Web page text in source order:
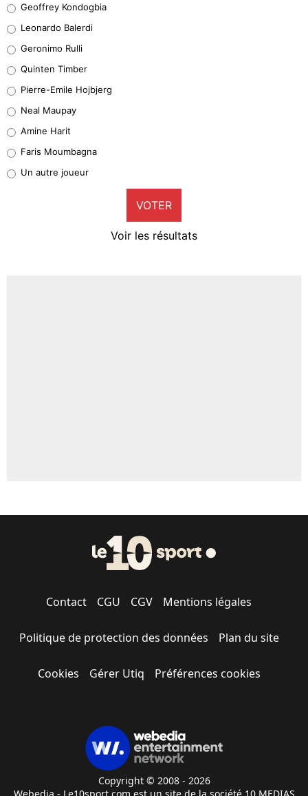
38%
32%
4%
1%
9%
Geoffrey Kondogbia
Leonardo Balerdi
Geronimo Rulli
Quinten Timber
Pierre-Emile Hojbjerg
Neal Maupay
Amine Harit
Faris Moumbagna
Un autre joueur
VOTER
Voir les résultats
Contact CGU CGV Mentions légales
Politique de protection des données Plan du site
Cookies Gérer Utiq Préférences cookies
Copyright © 2008 - 2026